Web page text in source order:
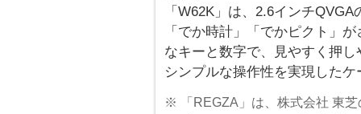
「W62K」は、2.6インチ
「でか時計」「でかピクト」
なキーと数字で、見やすく押
シンプルな操作性を実現したケ
※ 「REGZA」は、株式会社 東芝